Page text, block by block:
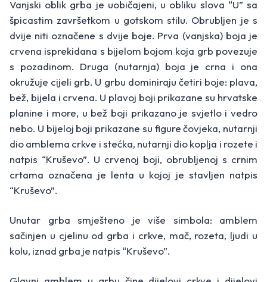
Vanjski oblik grba je uobičajeni, u obliku slova “U” sa
špicastim završetkom u gotskom stilu. Obrubljen je s
dvije niti označene s dvije boje. Prva (vanjska) boja je
crvena isprekidana s bijelom bojom koja grb povezuje
s pozadinom. Druga (nutarnja) boja je crna i ona
okružuje cijeli grb. U grbu dominiraju četiri boje: plava,
bež, bijela i crvena. U plavoj boji prikazane su hrvatske
planine i more, u bež boji prikazano je svjetlo i vedro
nebo. U bijeloj boji prikazane su figure čovjeka, nutarnji
dio amblema crkve i stećka, nutarnji dio koplja i rozete i
natpis “Kruševo”. U crvenoj boji, obrubljenoj s crnim
crtama označena je lenta u kojoj je stavljen natpis
“Kruševo”.
Unutar grba smješteno je više simbola: amblem
sačinjen u cjelinu od grba i crkve, mač, rozeta, ljudi u
kolu, iznad grba je natpis “Kruševo”.